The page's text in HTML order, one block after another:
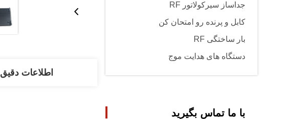
جداساز سیرکولاتور RF
کابل و پرنده رو امتحان کن
بار ساختگی RF
دستگاه های هدایت موج
با ما تماس بگیرید
اطلاعات دقیق